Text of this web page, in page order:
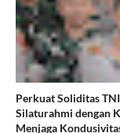
Perkuat Soliditas
Silaturahmi dengan
Menjaga